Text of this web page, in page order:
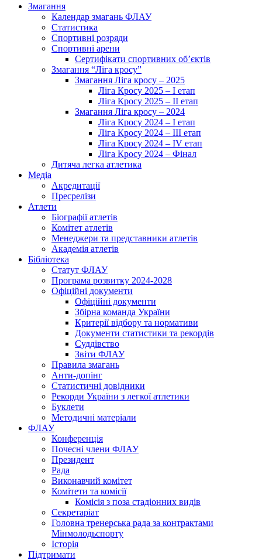
Змагання
Календар змагань ФЛАУ
Статистика
Спортивні розряди
Спортивні арени
Сертифікати спортивних об’єктів
Змагання “Ліга кросу”
Змагання Ліга кросу – 2025
Ліга Кросу 2025 – I етап
Ліга Кросу 2025 – II етап
Змагання Ліга кросу – 2024
Ліга Кросу 2024 – I етап
Ліга Кросу 2024 – III етап
Ліга Кросу 2024 – IV етап
Ліга Кросу 2024 – Фінал
Дитяча легка атлетика
Медіа
Акредитації
Пресрелізи
Атлети
Біографії атлетів
Комітет атлетів
Менеджери та представники атлетів
Академія атлетів
Бібліотека
Статут ФЛАУ
Програма розвитку 2024-2028
Офіційні документи
Офіційні документи
Збірна команда України
Критерії відбору та нормативи
Документи статистики та рекордів
Суддівство
Звіти ФЛАУ
Правила змагань
Анти-допінг
Статистичні довідники
Рекорди України з легкої атлетики
Буклети
Методичні матеріали
ФЛАУ
Конференція
Почесні члени ФЛАУ
Президент
Рада
Виконавчий комітет
Комітети та комісії
Комісія з поза стадіонних видів
Секретаріат
Головна тренерська рада за контрактами
Мінмолодьспорту
Історія
Підтримати